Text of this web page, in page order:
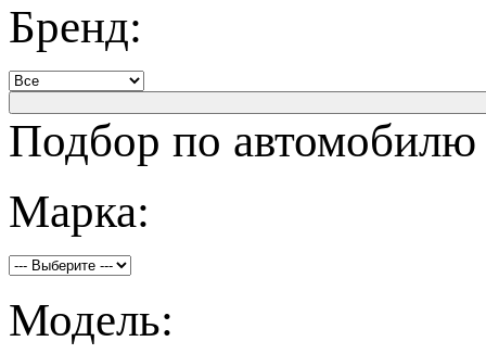
Бренд:
Подбор по автомобилю
Марка:
Модель: